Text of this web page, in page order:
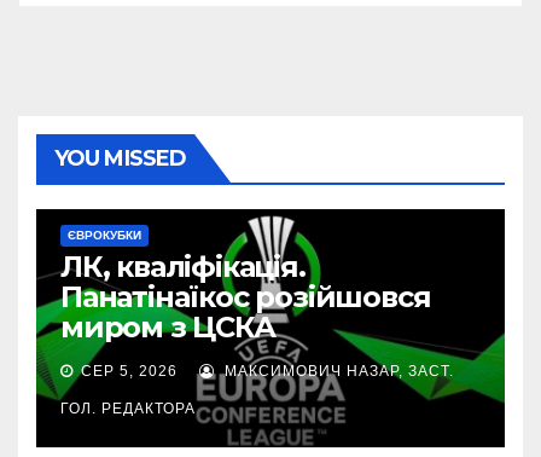
YOU MISSED
ЄВРОКУБКИ
ЛК, кваліфікація.
Панатінаїкос розійшовся
миром з ЦСКА
СЕР 5, 2026 МАКСИМОВИЧ НАЗАР, ЗАСТ.
ГОЛ. РЕДАКТОРА